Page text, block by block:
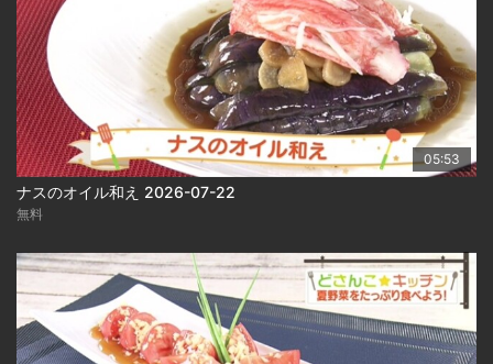
05:53
ナスのオイル和え 2026-07-22
無料